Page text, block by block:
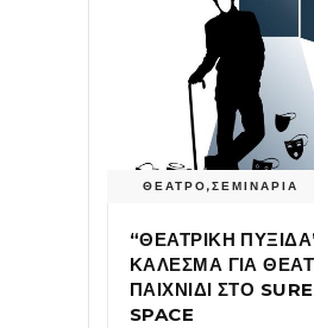
ΘΕΑΤΡΟ,ΣΕΜΙΝΑΡΙΑ
“ΘΕΑΤΡΙΚΗ
ΚΑΛΕΣΜΑ ΓΙΑ
ΠΑΙΧΝΙΔΙ ΣΤΟ
SPACE